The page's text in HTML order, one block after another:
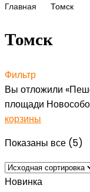
Главная Томск
Томск
Фильтр
Вы отложили
площади
корзины
Показаны все (5)
Новинка